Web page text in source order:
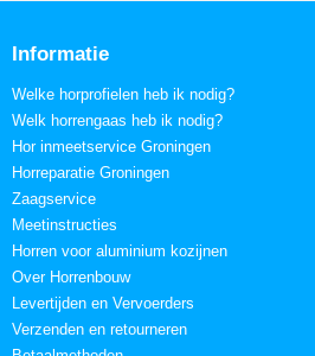
Informatie
Welke horprofielen heb ik nodig?
Welk horrengaas heb ik nodig?
Hor inmeetservice Groningen
Horreparatie Groningen
Zaagservice
Meetinstructies
Horren voor aluminium kozijnen
Over Horrenbouw
Levertijden en Vervoerders
Verzenden en retourneren